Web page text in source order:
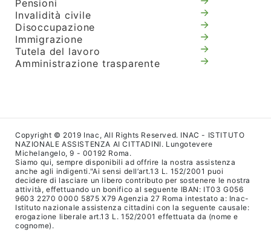
Pensioni
Invalidità civile
Disoccupazione
Immigrazione
Tutela del lavoro
Amministrazione trasparente
Copyright © 2019 Inac, All Rights Reserved. INAC - ISTITUTO
NAZIONALE ASSISTENZA AI CITTADINI. Lungotevere
Michelangelo, 9 - 00192 Roma.
Siamo qui, sempre disponibili ad offrire la nostra assistenza
anche agli indigenti."Ai sensi dell’art.13 L. 152/2001 puoi
decidere di lasciare un libero contributo per sostenere le nostra
attività, effettuando un bonifico al seguente IBAN: IT03 G056
9603 2270 0000 5875 X79 Agenzia 27 Roma intestato a: Inac-
Istituto nazionale assistenza cittadini con la seguente causale:
erogazione liberale art.13 L. 152/2001 effettuata da (nome e
cognome).